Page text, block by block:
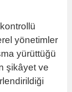
yönetimler
yürüttüğü
şikâyet ve